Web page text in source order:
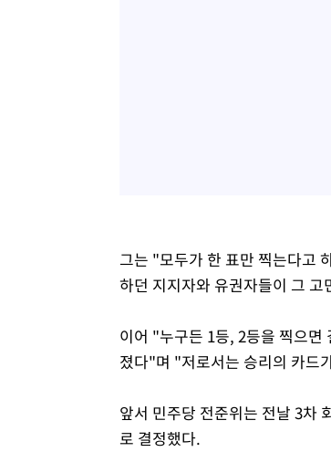
그는 "모두가 한 표만 찍는다고
하던 지지자와 유권자들이 그
이어 "누구든 1등, 2등을 찍으면
졌다"며 "저로서는 승리의 카드
앞서 민주당 전준위는 전날 3차
로 결정했다.